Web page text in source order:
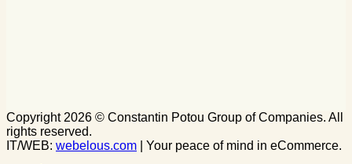
Copyright 2026 © Constantin Potou Group of Companies. All
rights reserved.
IT/WEB: webelous.com | Your peace of mind in eCommerce.